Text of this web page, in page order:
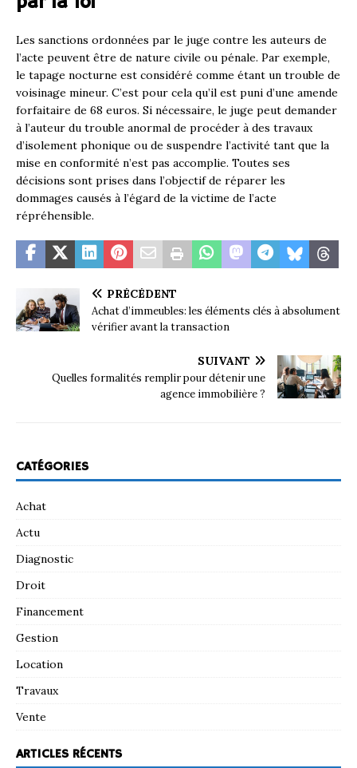
Les sanctions ordonnées par le juge contre les auteurs de
l’acte peuvent être de nature civile ou pénale. Par exemple,
le tapage nocturne est considéré comme étant un trouble de
voisinage mineur. C’est pour cela qu’il est puni d’une amende
forfaitaire de 68 euros. Si nécessaire, le juge peut demander
à l’auteur du trouble anormal de procéder à des travaux
d’isolement phonique ou de suspendre l’activité tant que la
mise en conformité n’est pas accomplie. Toutes ses
décisions sont prises dans l’objectif de réparer les
dommages causés à l’égard de la victime de l’acte
répréhensible.
PRÉCÉDENT
Achat d’immeubles: les éléments clés à absolument
vérifier avant la transaction
SUIVANT
Quelles formalités remplir pour détenir une
agence immobilière ?
CATÉGORIES
Achat
Actu
Diagnostic
Droit
Financement
Gestion
Location
Travaux
Vente
ARTICLES RÉCENTS